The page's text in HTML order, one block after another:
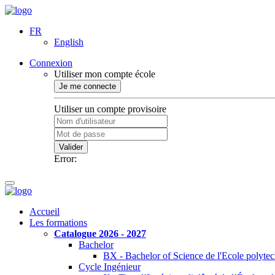
FR
English
Connexion
Utiliser mon compte école
Je me connecte
Utiliser un compte provisoire
Valider
Error:
Accueil
Les formations
Catalogue 2026 - 2027
Bachelor
BX - Bachelor of Science de l'Ecole
Cycle Ingénieur